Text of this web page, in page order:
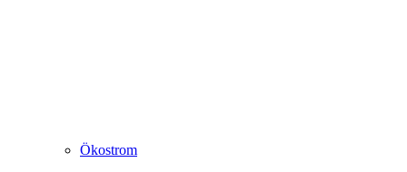
Ökostrom